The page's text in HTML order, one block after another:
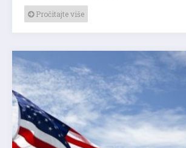
Pročitajte više